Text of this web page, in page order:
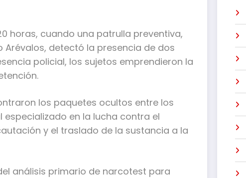
horas, cuando una patrulla preventiva,
Arévalos, detectó la presencia de dos
policial, los sujetos emprendieron la
los paquetes ocultos entre los
en la lucha contra el
y el traslado de la sustancia a la
análisis primario de narcotest para